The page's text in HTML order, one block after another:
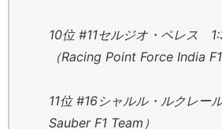
10位 #11セルジオ・ペレス
（Racing Point Force India F1
11位 #16シャルル・ルクレー
Sauber F1 Team）